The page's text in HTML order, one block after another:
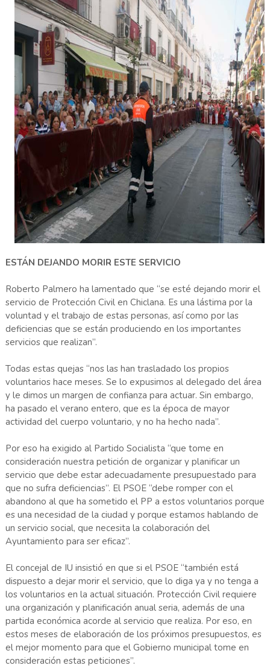
ESTÁN DEJANDO MORIR ESTE SERVICIO
Roberto Palmero ha lamentado que “se esté dejando morir el
servicio de Protección Civil en Chiclana. Es una lástima por la
voluntad y el trabajo de estas personas, así como por las
deficiencias que se están produciendo en los importantes
servicios que realizan”.
Todas estas quejas “nos las han trasladado los propios
voluntarios hace meses. Se lo expusimos al delegado del área
y le dimos un margen de confianza para actuar. Sin embargo,
ha pasado el verano entero, que es la época de mayor
actividad del cuerpo voluntario, y no ha hecho nada”.
Por eso ha exigido al Partido Socialista “que tome en
consideración nuestra petición de organizar y planificar un
servicio que debe estar adecuadamente presupuestado para
que no sufra deficiencias”. El PSOE “debe romper con el
abandono al que ha sometido el PP a estos voluntarios porque
es una necesidad de la ciudad y porque estamos hablando de
un servicio social, que necesita la colaboración del
Ayuntamiento para ser eficaz”.
El concejal de IU insistió en que si el PSOE “también está
dispuesto a dejar morir el servicio, que lo diga ya y no tenga a
los voluntarios en la actual situación. Protección Civil requiere
una organización y planificación anual seria, además de una
partida económica acorde al servicio que realiza. Por eso, en
estos meses de elaboración de los próximos presupuestos, es
el mejor momento para que el Gobierno municipal tome en
consideración estas peticiones”.